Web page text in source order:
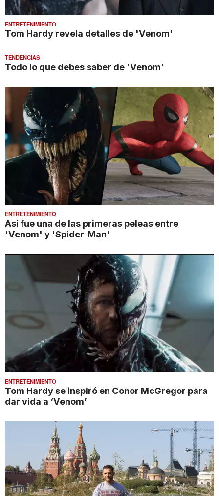
ENTRETENIMIENTO
Tom Hardy revela detalles de 'Venom'
TENDENCIAS
Todo lo que debes saber de 'Venom'
ENTRETENIMIENTO
Así fue una de las primeras peleas entre
'Venom' y 'Spider-Man'
ENTRETENIMIENTO
Tom Hardy se inspiró en Conor McGregor para
dar vida a ‘Venom’